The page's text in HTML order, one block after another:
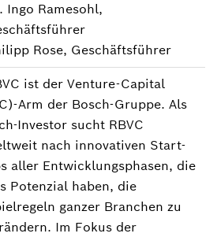
Ingo Ramesohl,
Rose, Geschäftsführer
ist der Venture-Capital
Arm der Bosch-Gruppe. Als
Investor sucht RBVC
nach innovativen Start-
aller Entwicklungsphasen, die
Potenzial haben, die
ganzer Branchen zu
Im Fokus der